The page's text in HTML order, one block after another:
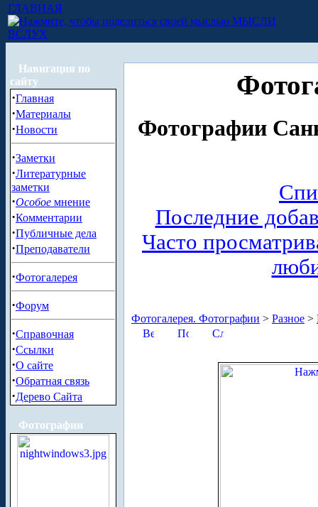
ГЛАВНАЯ
МЫСЛИ
ВСЛУХ
Навигация по
сайту
·Главная
·Материалы
·Новости
·Заметки
·Литературные
заметки
·Особое мнение
·Комментарии
·Публичные дела
·Преподаватели
·Фотогалерея
·Форум
·Справочная
·Ссылки
·О сайте
·Обратная связь
·Дерево Сайта
Фотографии
Фотографии
Последние
Часто
Фотогалерея. Фотографии > Разное >